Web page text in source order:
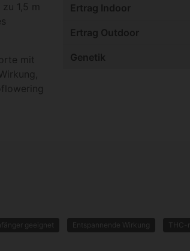
1,5 m
mit
Ertrag Indoor
Ertrag Outdoor
Genetik
geeignet Entspannende Wirkung